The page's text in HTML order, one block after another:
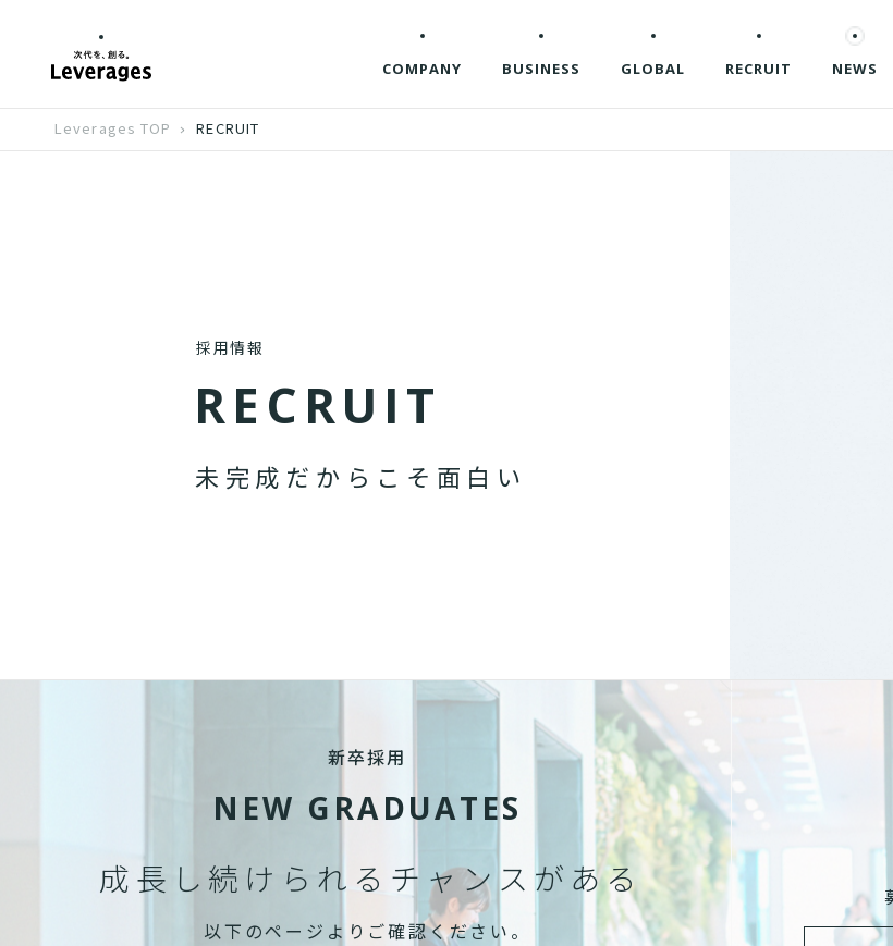
COMPANY BUSINESS GLOBAL RECRUIT NEWS
Leverages TOP RECRUIT
採用情報
RE C RU IT
未 完 成 だ か ら こ そ 面 白 い
新卒採用
NEW GRADUATES
成長し続けられる チャンスがある
以下のページよりご確認ください。